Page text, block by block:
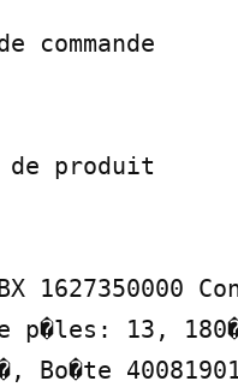
commande
de produit
BX
p�les: 13,
Bo�te